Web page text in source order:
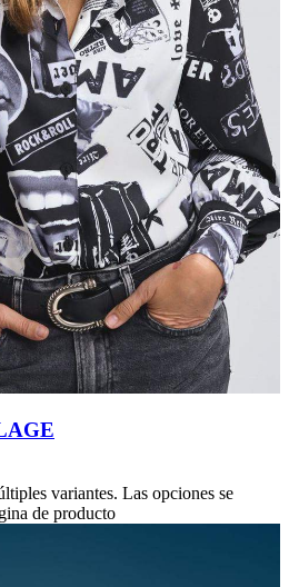
variantes. Las opciones se
de producto